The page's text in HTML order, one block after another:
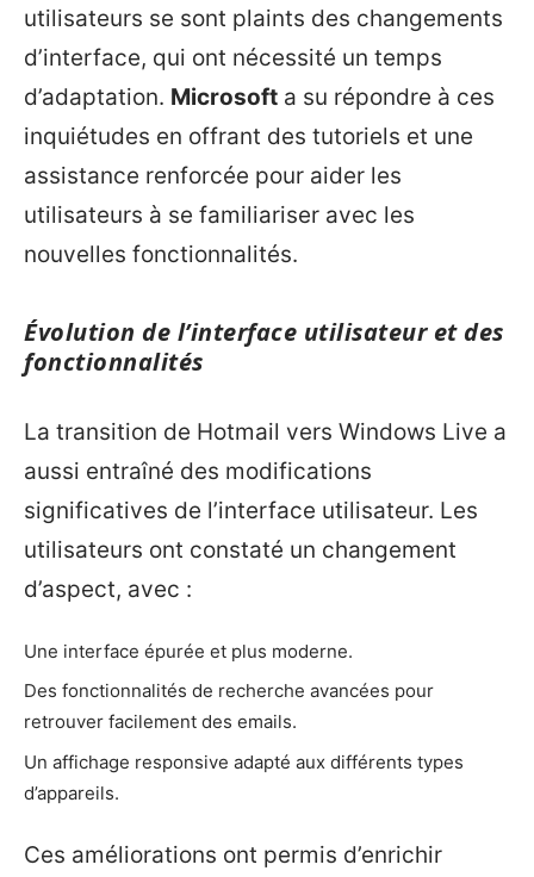
utilisateurs se sont plaints des changements
d’interface, qui ont nécessité un temps
d’adaptation. Microsoft a su répondre à ces
inquiétudes en offrant des tutoriels et une
assistance renforcée pour aider les
utilisateurs à se familiariser avec les
nouvelles fonctionnalités.
Évolution de l’interface utilisateur et des
fonctionnalités
La transition de Hotmail vers Windows Live a
aussi entraîné des modifications
significatives de l’interface utilisateur. Les
utilisateurs ont constaté un changement
d’aspect, avec :
Une interface épurée et plus moderne.
Des fonctionnalités de recherche avancées pour
retrouver facilement des emails.
Un affichage responsive adapté aux différents types
d’appareils.
Ces améliorations ont permis d’enrichir